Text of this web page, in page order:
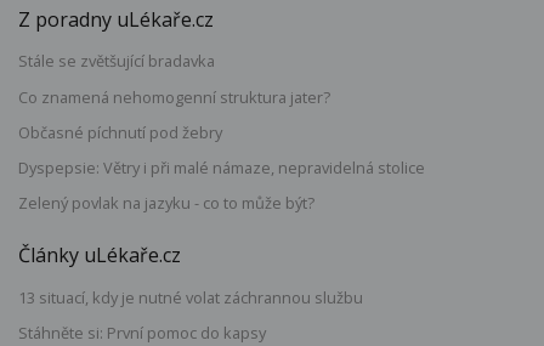
Z poradny uLékaře.cz
Stále se zvětšující bradavka
Co znamená nehomogenní struktura jater?
Občasné píchnutí pod žebry
Dyspepsie: Větry i při malé námaze, nepravidelná stolice
Zelený povlak na jazyku - co to může být?
Články uLékaře.cz
13 situací, kdy je nutné volat záchrannou službu
Stáhněte si: První pomoc do kapsy